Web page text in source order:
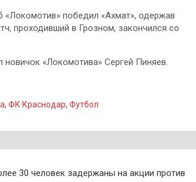
победил «Ахмат», одержав
проходивший в Грозном, закончился со
новичок «Локомотива» Сергей Пиняев.
, ФК Краснодар, Футбол
30 человек задержаны на акции против